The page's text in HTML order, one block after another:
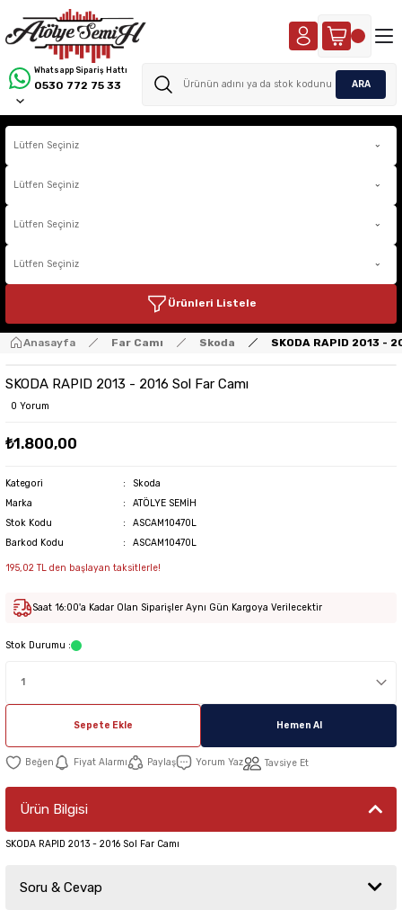
Whatsapp Sipariş Hattı
0530 772 75 33 ARA
Ürünleri Listele
Anasayfa Far Camı Skoda SKODA RAPID 2013 -
SKODA RAPID 2013 - 2016 Sol Far Camı
0 Yorum
₺1.800,00
Kategori
Skoda
Marka
ATÖLYE SEMİH
Stok Kodu
ASCAM10470L
Barkod Kodu
ASCAM10470L
195,02 TL den başlayan taksitlerle!
Saat 16:00'a Kadar Olan Siparişler Aynı Gün Kargoya Verilecektir
Stok Durumu :
Sepete Ekle Hemen Al
Fiyat Alarmı Paylaş Yorum Yaz Tavsiye Et
Ürün Bilgisi
SKODA RAPID 2013 - 2016 Sol Far Camı
Soru & Cevap